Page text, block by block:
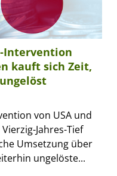
Intervention
kauft sich Zeit,
von USA und
Jahres-Tief
Umsetzung über
ungelöste...